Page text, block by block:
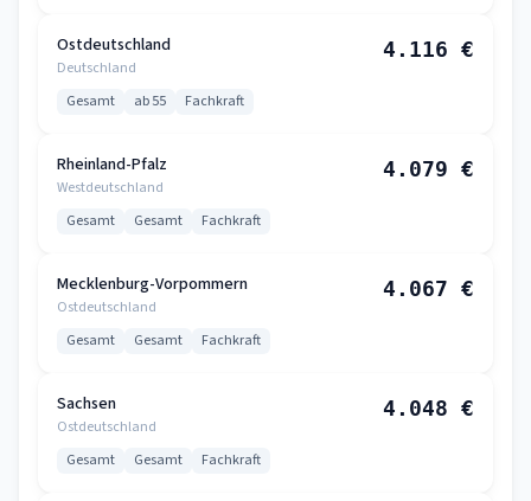
Ostdeutschland
Deutschland
4.116 €
Gesamt ab 55 Fachkraft
Rheinland-Pfalz
Westdeutschland
4.079 €
Gesamt Gesamt Fachkraft
Mecklenburg-Vorpommern
Ostdeutschland
4.067 €
Gesamt Gesamt Fachkraft
Sachsen
Ostdeutschland
4.048 €
Gesamt Gesamt Fachkraft